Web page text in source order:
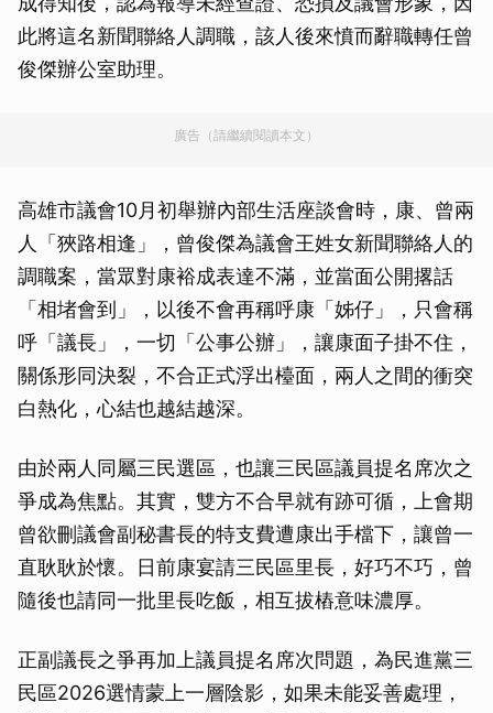
此將這名新聞聯絡人調職，該人後來憤而辭職轉任曾
俊傑辦公室助理。
廣告（請繼續閱讀本文）
高雄市議會10月初舉辦內部生活座談會時，康、曾兩
人「狹路相逢」，曾俊傑為議會王姓女新聞聯絡人的
調職案，當眾對康裕成表達不滿，並當面公開撂話
「相堵會到」，以後不會再稱呼康「姊仔」，只會稱
呼「議長」，一切「公事公辦」，讓康面子掛不住，
關係形同決裂，不合正式浮出檯面，兩人之間的衝突
白熱化，心結也越結越深。
由於兩人同屬三民選區，也讓三民區議員提名席次之
爭成為焦點。其實，雙方不合早就有跡可循，上會期
曾欲刪議會副秘書長的特支費遭康出手檔下，讓曾一
直耿耿於懷。日前康宴請三民區里長，好巧不巧，曾
隨後也請同一批里長吃飯，相互拔樁意味濃厚。
正副議長之爭再加上議員提名席次問題，為民進黨三
民區2026選情蒙上一層陰影，如果未能妥善處理，